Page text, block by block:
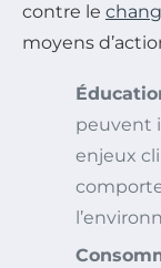
contre le
moyens
peuvent
enjeux